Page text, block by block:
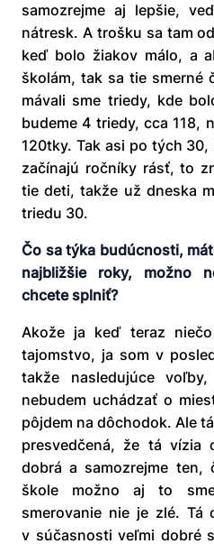
samozrejme aj lepšie,
nátresk. A trošku sa tam
keď bolo žiakov málo, a
školám, tak sa tie smerné
mávali sme triedy, kde
budeme 4 triedy, cca 118,
120tky. Tak asi po tých
začínajú ročníky rásť, to
tie deti, takže už dneska
triedu 30.
Čo sa týka budúcnosti,
najbližšie roky, možno
chcete splniť?
Akože ja keď teraz
tajomstvo, ja som v
takže nasledujúce
nebudem uchádzať o
pôjdem na dôchodok. Ale
presvedčená, že tá vízia
dobrá a samozrejme
škole možno aj to
smerovanie nie je zlé. Tá
v súčasnosti veľmi dobré